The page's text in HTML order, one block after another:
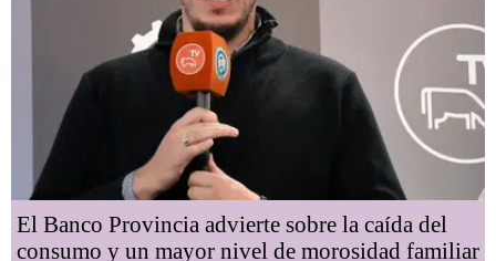
El Banco Provincia advierte sobre la caída del
consumo y un mayor nivel de morosidad familiar